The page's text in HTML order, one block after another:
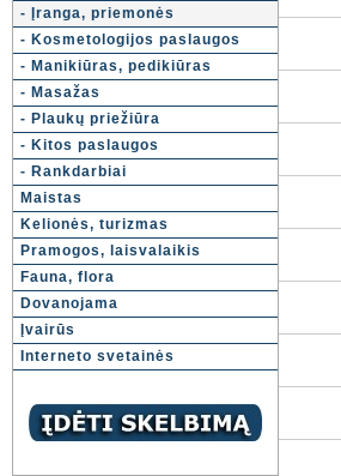
- Įranga, priemonės
- Kosmetologijos paslaugos
- Manikiūras, pedikiūras
- Masažas
- Plaukų priežiūra
- Kitos paslaugos
- Rankdarbiai
Maistas
Kelionės, turizmas
Pramogos, laisvalaikis
Fauna, flora
Dovanojama
Įvairūs
Interneto svetainės